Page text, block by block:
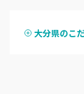
ハンドスカルプ
大分県のこ